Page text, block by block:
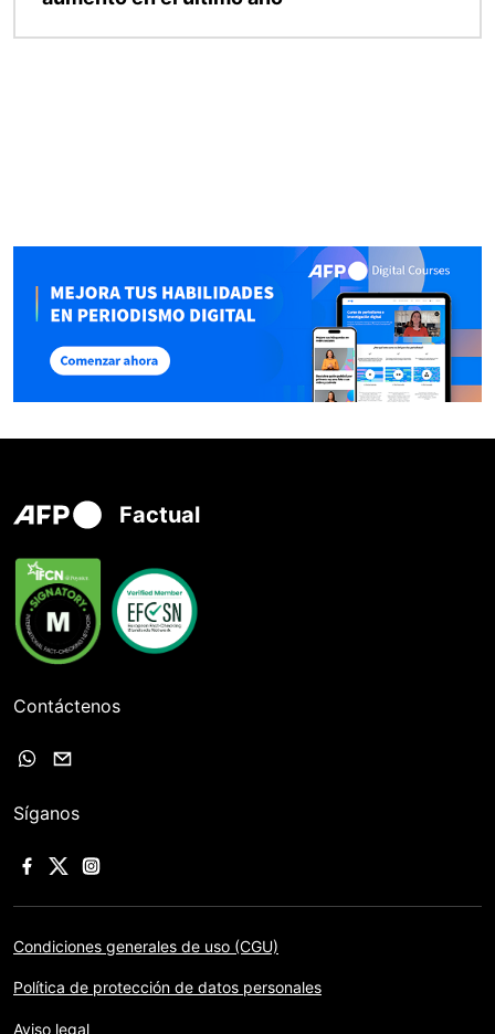
Factual
Contáctenos
Síganos
Condiciones generales de uso (CGU)
Política de protección de datos personales
Aviso legal